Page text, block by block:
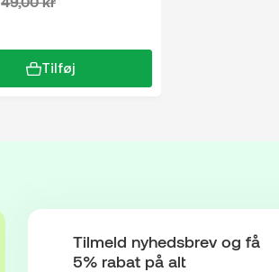
Tilføj
Tilmeld nyhedsbrev og få
5% rabat på alt